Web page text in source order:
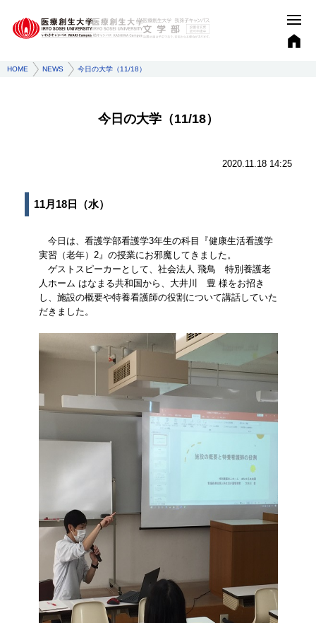
HOME NEWS 今日の大学（11/18）
今日の大学（11/18）
2020.11.18 14:25
11月18日（水）
今日は、看護学部看護学3年生の科目『健康生活看護学
実習（老年）2』の授業にお邪魔してきました。
ゲストスピーカーとして、社会法人 飛鳥 特別養護老
人ホーム はなまる共和国から、大井川 豊 様をお招き
し、施設の概要や特養看護師の役割について講話していた
だきました。